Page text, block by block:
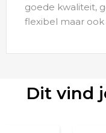
goede kwaliteit,
flexibel maar ook
Dit vind